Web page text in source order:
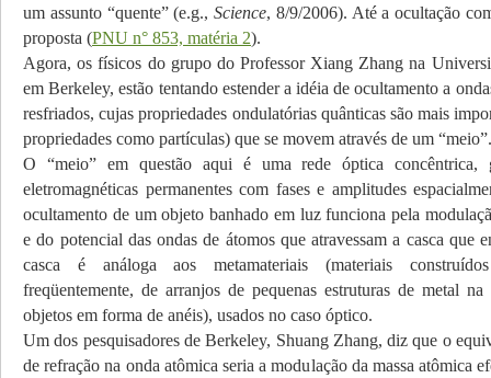
um assunto “quente” (e.g.,Science, 8/9/2006). Até a ocultação
proposta (PNU n° 853, matéria 2).
Agora, os físicos do grupo do Professor Xiang Zhang na
em Berkeley, estão tentando estender a idéia de ocultamento a
resfriados, cujas propriedades ondulatórias quânticas são mais
propriedades como partículas) que se movem através de um “meio”.
O “meio” em questão aqui é uma rede óptica concêntrica,
eletromagnéticas permanentes com fases e amplitudes
ocultamento de um objeto banhado em luz funciona pela
e do potencial das ondas de átomos que atravessam a casca que
casca é análoga aos metamateriais (materiais
freqüentemente, de arranjos de pequenas estruturas de metal
objetos em forma de anéis), usados no caso óptico.
Um dos pesquisadores de Berkeley, Shuang Zhang, diz que o
de refração na onda atômica seria a modulação da massa atômica